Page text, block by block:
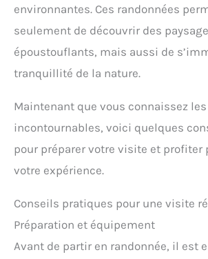
environnantes. Ces randonnées
seulement de découvrir des
époustouflants, mais aussi de
tranquillité de la nature.
Maintenant que vous connaissez
incontournables, voici quelques
pour préparer votre visite et profiter
votre expérience.
Conseils pratiques pour une visite
Préparation et équipement
Avant de partir en randonnée, il est